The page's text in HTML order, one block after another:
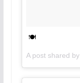
🍽
A post shared by